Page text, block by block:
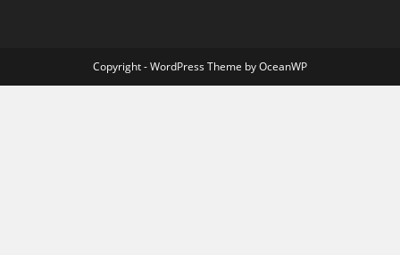
Copyright - WordPress Theme by OceanWP